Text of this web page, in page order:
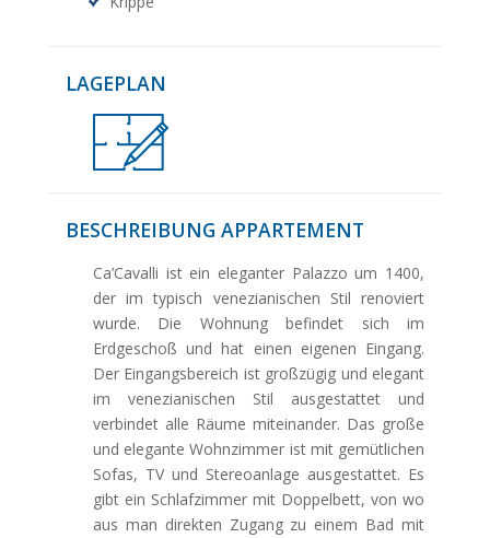
LAGEPLAN
BESCHREIBUNG APPARTEMENT
Ca’Cavalli ist ein eleganter Palazzo um 1400,
der im typisch venezianischen Stil renoviert
wurde. Die Wohnung befindet sich im
Erdgeschoß und hat einen eigenen Eingang.
Der Eingangsbereich ist großzügig und elegant
im venezianischen Stil ausgestattet und
verbindet alle Räume miteinander. Das große
und elegante Wohnzimmer ist mit gemütlichen
Sofas, TV und Stereoanlage ausgestattet. Es
gibt ein Schlafzimmer mit Doppelbett, von wo
aus man direkten Zugang zu einem Bad mit